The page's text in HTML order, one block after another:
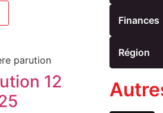
parution
12
Finances
Région